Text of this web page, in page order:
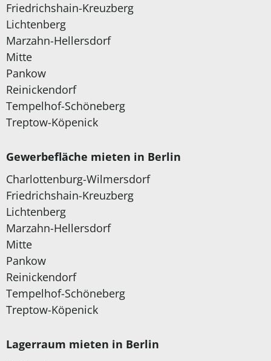
Friedrichshain-Kreuzberg
Lichtenberg
Marzahn-Hellersdorf
Mitte
Pankow
Reinickendorf
Tempelhof-Schöneberg
Treptow-Köpenick
Gewerbefläche mieten in Berlin
Charlottenburg-Wilmersdorf
Friedrichshain-Kreuzberg
Lichtenberg
Marzahn-Hellersdorf
Mitte
Pankow
Reinickendorf
Tempelhof-Schöneberg
Treptow-Köpenick
Lagerraum mieten in Berlin